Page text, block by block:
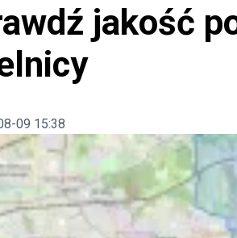
jakość
09 15:38